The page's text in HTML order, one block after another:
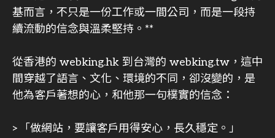
基而言，不只是一份工作或一間公司，而是一段持
續流動的信念與溫柔堅持。**
從香港的 webking.hk 到台灣的 webking.tw，這中
間穿越了語言、文化、環境的不同，卻沒變的，是
他為客戶著想的心，和他那一句樸實的信念：
>「做網站，要讓客戶用得安心，長久穩定。」